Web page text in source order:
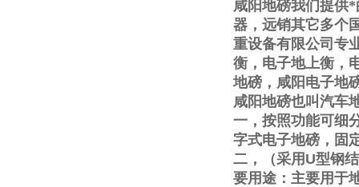
咸阳地磅我们提供
器，远销其它多个
重设备有限公司专
衡，电子地上衡，
地磅，咸阳电子地
咸阳地磅也叫汽车
一，按照功能可细
字式电子地磅，固
二，（采用 U型钢
要用途：主要用于